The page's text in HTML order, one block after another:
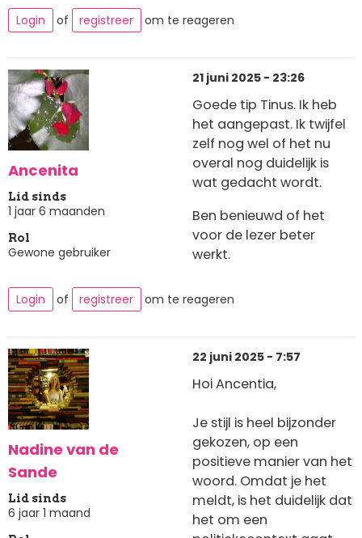
Login of registreer om te reageren
Ancenita
Lid sinds
1 jaar 6 maanden
Rol
Gewone gebruiker
21 juni 2025 - 23:26
Goede tip Tinus. Ik heb
het aangepast. Ik twijfel
zelf nog wel of het nu
overal nog duidelijk is
wat gedacht wordt.
Ben benieuwd of het
voor de lezer beter
werkt.
Login of registreer om te reageren
Nadine van de
Sande
Lid sinds
6 jaar 1 maand
22 juni 2025 - 7:57
Hoi Ancentia,
Je stijl is heel bijzonder
gekozen, op een
positieve manier van het
woord. Omdat je het
meldt, is het duidelijk dat
het om een